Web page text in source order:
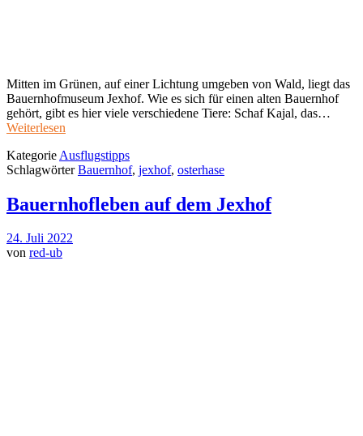
Mitten im Grünen, auf einer Lichtung umgeben von Wald, liegt das
Bauernhofmuseum Jexhof. Wie es sich für einen alten Bauernhof
gehört, gibt es hier viele verschiedene Tiere: Schaf Kajal, das…
Weiterlesen
Kategorie Ausflugstipps
SchlagwörterBauernhof, jexhof, osterhase
Bauernhofleben auf dem Jexhof
24. Juli 2022
von red-ub